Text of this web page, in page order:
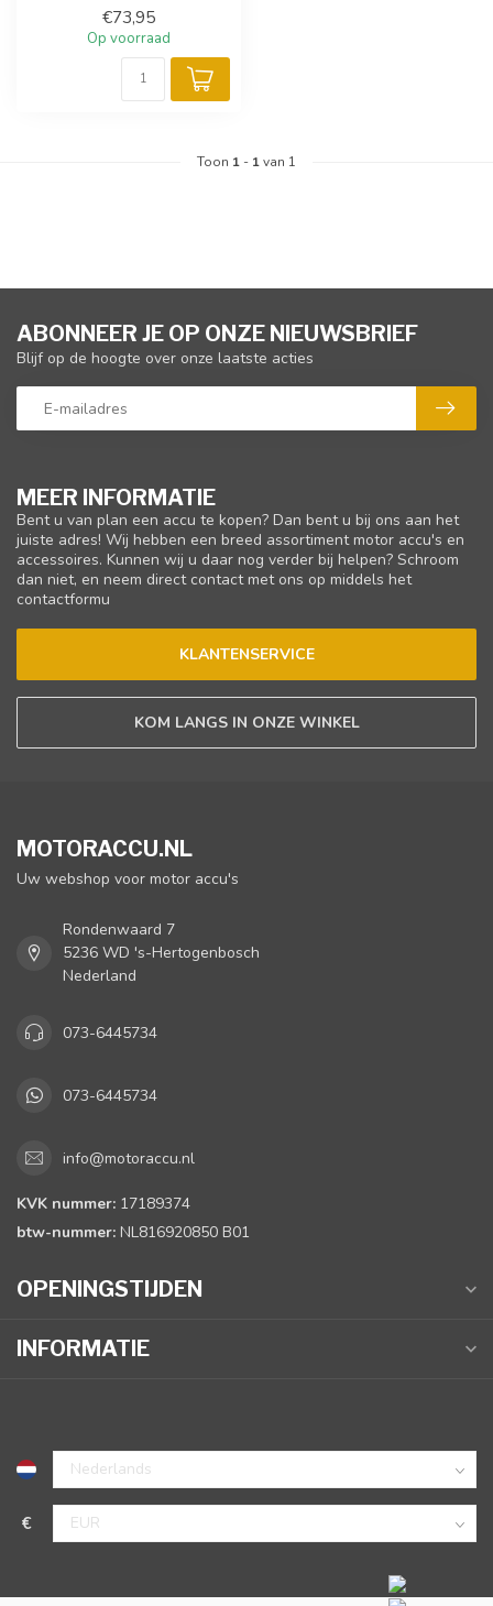
€73,95
Op voorraad
Toon 1 - 1van 1
MEER INFORMATIE
Bent u van plan een accu te kopen? Dan bent u bij ons aan het
juiste adres! Wij hebben een breed assortiment motor accu's en
accessoires. Kunnen wij u daar nog verder bij helpen? Schroom
dan niet, en neem direct contact met ons op middels het
contactformu
KLANTENSERVICE
KOM LANGS IN ONZE WINKEL
ABONNEER JE OP ONZE NIEUWSBRIEF
Blijf op de hoogte over onze laatste acties
MOTORACCU.NL
Uw webshop voor motor accu's
Rondenwaard 7
5236 WD 's-Hertogenbosch
Nederland
073-6445734
073-6445734
info@motoraccu.nl
KVK nummer: 17189374
btw-nummer: NL816920850 B01
OPENINGSTIJDEN
INFORMATIE
€